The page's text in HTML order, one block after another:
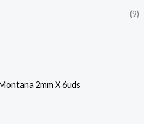
(9)
2mm X 6uds